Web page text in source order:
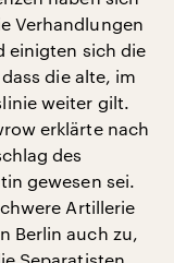
Verhandlungen
einigten sich die
die alte, im
weiter gilt.
erklärte nach
des
gewesen sei.
Artillerie
Berlin auch zu,